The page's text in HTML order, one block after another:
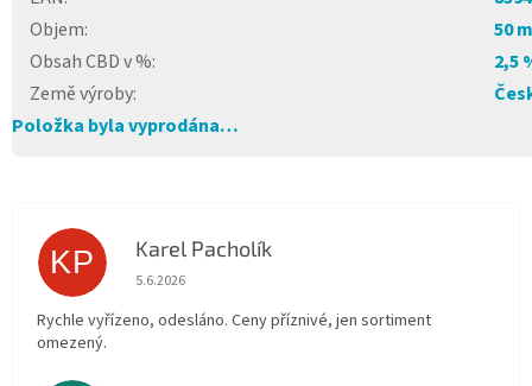
Objem:
50
Obsah CBD v %:
2,5
Země výroby:
Položka byla vyprodána…
KP Karel Pacholík
Hodnocení obchodu je 4 z 5 hvězdiček.
5.6.2026
Rychle vyřízeno, odesláno. Ceny příznivé, jen sortiment
omezený.